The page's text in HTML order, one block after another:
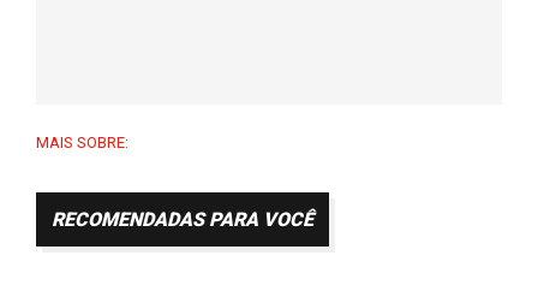
MAIS SOBRE:
RECOMENDADAS PARA VOCÊ